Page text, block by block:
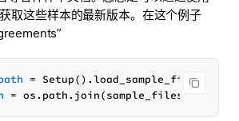
取这些样本的最新版本。在这个例子
=
= os.path.join(sample_files_path,